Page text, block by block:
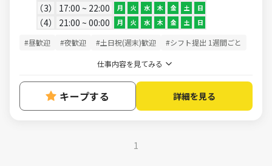
3 17:00 ~ 22:00 月 火 水 木 金 土 日
4 21:00 ~ 00:00 月 火 水 木 金 土 日
#昼歓迎 #夜歓迎 #土日祝(週末)歓迎 #シフト提出 1週間ごと
仕事内容を見てみる
キープする 詳細を見る
1